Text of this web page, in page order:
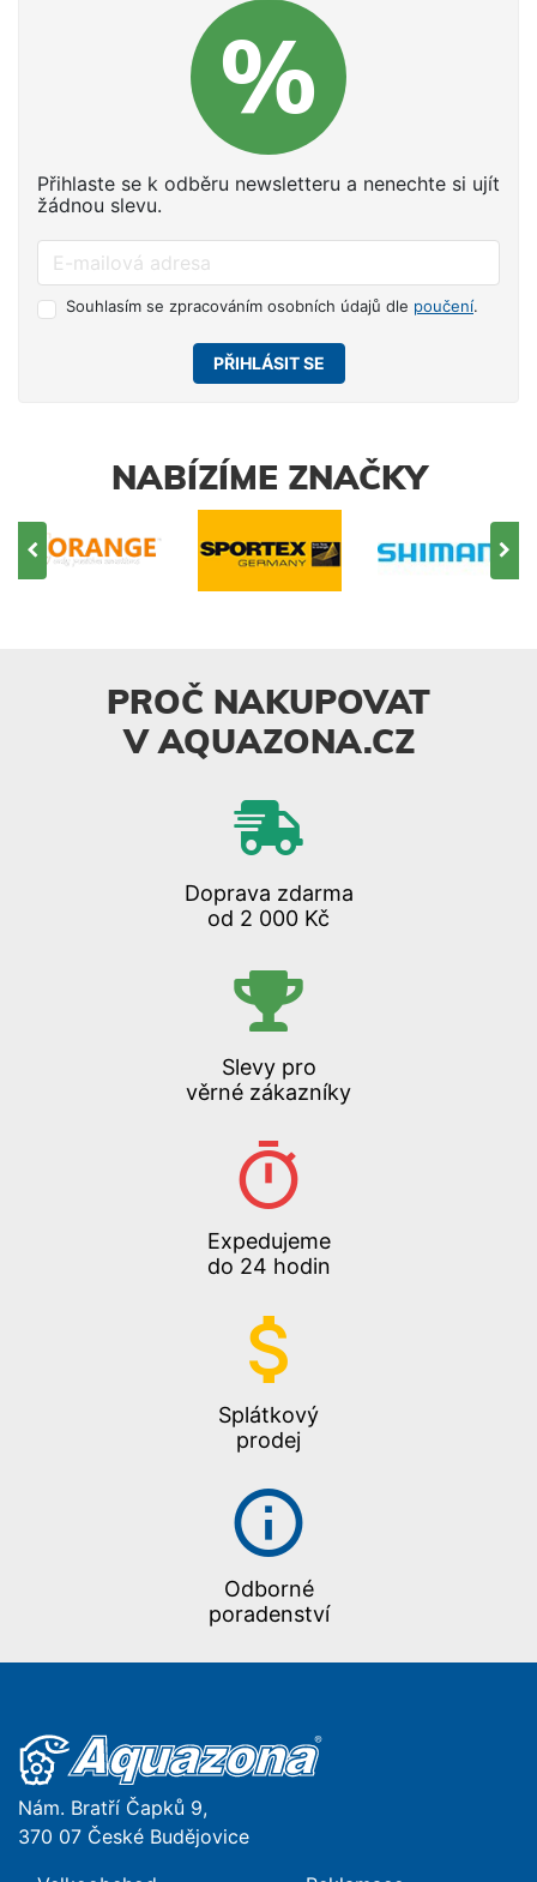
Přihlaste se k odběru newsletteru a nenechte si ujít
žádnou slevu.
Souhlasím se zpracováním osobních údajů dle poučení.
PŘIHLÁSIT SE
NABÍZÍME ZNAČKY
PROČ NAKUPOVAT
V AQUAZONA.CZ
Doprava zdarma
od 2 000 Kč
Slevy pro
věrné zákazníky
Expedujeme
do 24 hodin
Splátkový
prodej
Odborné
poradenství
Nám. Bratří Čapků 9,
370 07 České Budějovice